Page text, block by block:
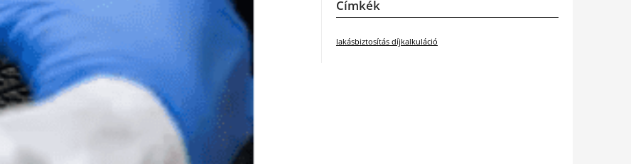
Címkék
lakásbiztosítás díjkalkuláció